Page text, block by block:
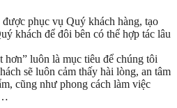
phục vụ Quý khách hàng, tạo
khách để đôi bên có thể hợp tác lâu
hơn” luôn là mục tiêu để chúng tôi
sẽ luôn cảm thấy hài lòng, an tâm
cũng như phong cách làm việc